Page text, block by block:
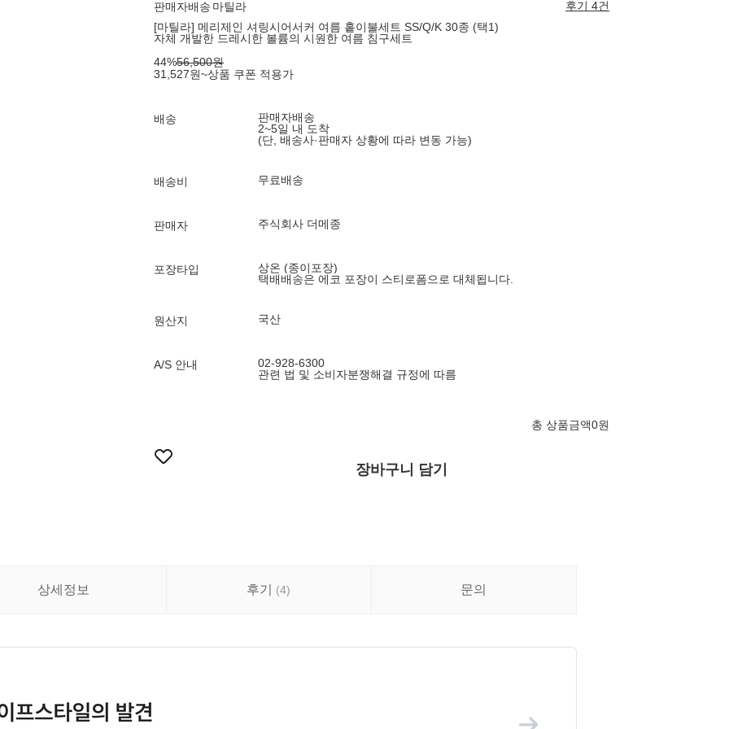
판매자배송 마틸라
후기 4건
[마틸라] 메리제인 셔링시어서커 여름 홑이불세트 SS/Q/K 30종 (택1)
자체 개발한 드레시한 볼륨의 시원한 여름 침구세트
44%56,500원
31,527원~상품 쿠폰 적용가
배송
판매자배송
2~5일 내 도착
(단, 배송사·판매자 상황에 따라 변동 가능)
배송비 무료배송
판매자 주식회사 더메종
포장타입
상온 (종이포장)
택배배송은 에코 포장이 스티로폼으로 대체됩니다.
원산지 국산
A/S 안내
02-928-6300
관련 법 및 소비자분쟁해결 규정에 따름
총 상품금액0원
장바구니 담기
상세정보 후기 (4) 문의